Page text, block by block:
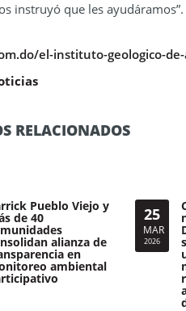
instruyó que les ayudáramos”.
el-instituto-geologico-
RELACIONADOS
Pueblo Viejo y
de 40
alianza de
en
ambiental
25
MAR
2026